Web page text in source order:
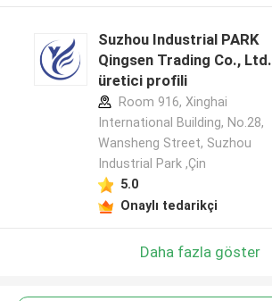
Suzhou Industrial PARK
Qingsen Trading Co., Ltd.
üretici profili
Room 916, Xinghai
International Building, No.28,
Wansheng Street, Suzhou
Industrial Park ,Çin
5.0
Onaylı tedarikçi
Daha fazla göster